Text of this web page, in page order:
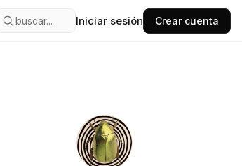
buscar... Iniciar sesión Crear cuenta